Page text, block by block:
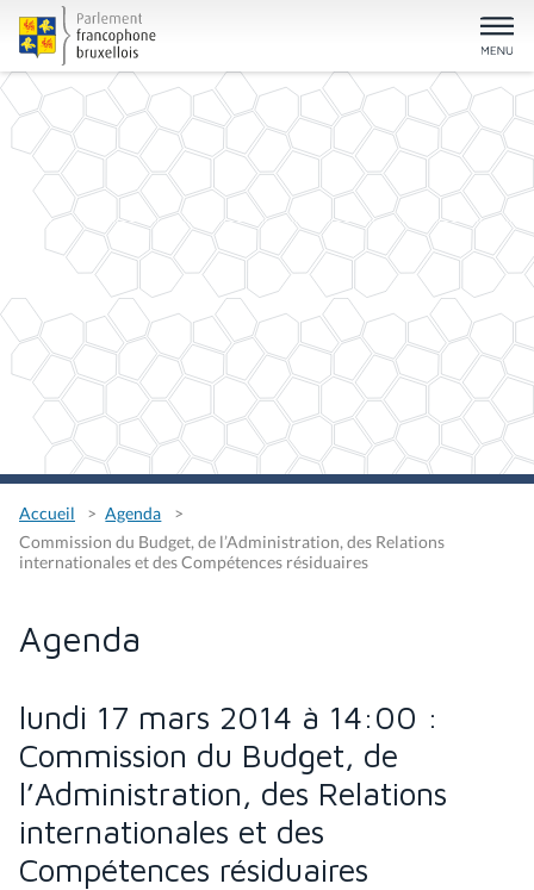
Accueil
Agenda
Commission du Budget, de l’Administration, des Relations
internationales et des Compétences résiduaires
Agenda
lundi 17 mars 2014 à 14:00 :
Commission du Budget, de
l’Administration, des Relations
internationales et des
Compétences résiduaires